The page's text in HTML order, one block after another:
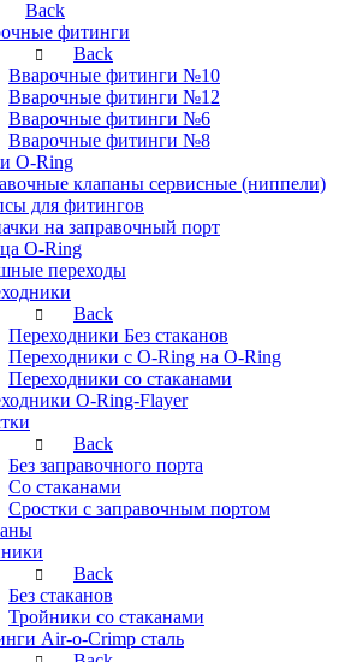
Back
фитинги
Back
Вварочные фитинги №10
Вварочные фитинги №12
Вварочные фитинги №6
Вварочные фитинги №8
O-Ring
клапаны сервисные (ниппели)
для фитингов
на заправочный порт
O-Ring
переходы
Back
Переходники Без стаканов
Переходники с O-Ring на O-Ring
Переходники со стаканами
O-Ring-Flayer
Back
Без заправочного порта
Со стаканами
Сростки с заправочным портом
Back
Без стаканов
Тройники со стаканами
Air-o-Crimp сталь